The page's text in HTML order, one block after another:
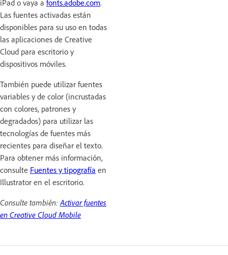
iPad o vaya a fonts.adobe.com.
Las fuentes activadas están
disponibles para su uso en todas
las aplicaciones de Creative
Cloud para escritorio y
dispositivos móviles.
También puede utilizar fuentes
variables y de color (incrustadas
con colores, patrones y
degradados) para utilizar las
tecnologías de fuentes más
recientes para diseñar el texto.
Para obtener más información,
consulte Fuentes y tipografía en
Illustrator en el escritorio.
Consulte también:Activar fuentes
en Creative Cloud Mobile